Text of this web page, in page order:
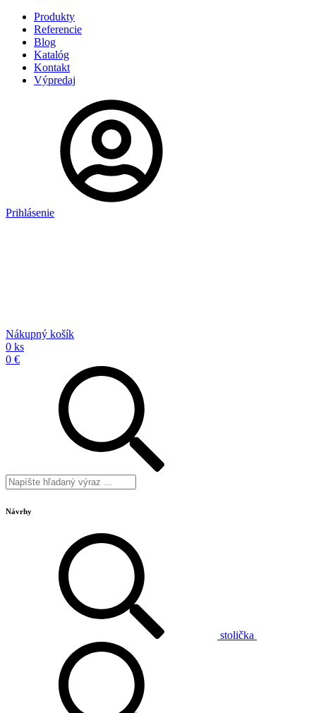
Produkty
Referencie
Blog
Katalóg
Kontakt
Výpredaj
Prihlásenie
Nákupný košík
0 ks
0 €
Návrhy
stolička